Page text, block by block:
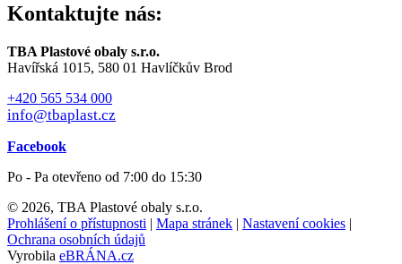
Kontaktujte nás:
TBA Plastové obaly s.r.o.
Havířská 1015, 580 01 Havlíčkův Brod
+420 565 534 000
info@tbaplast.cz
Facebook
Po - Pa otevřeno od 7:00 do 15:30
© 2026, TBA Plastové obaly s.r.o.
Prohlášení o přístupnosti | Mapa stránek | Nastavení cookies |
Ochrana osobních údajů
Vyrobila eBRÁNA.cz